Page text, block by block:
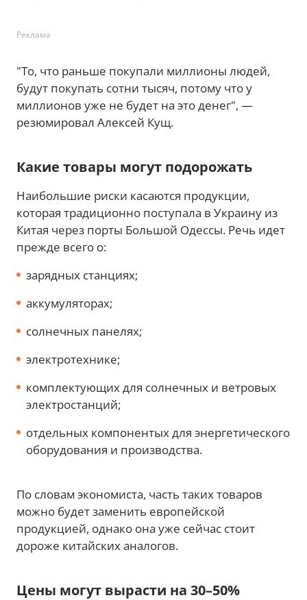
Реклама
"То, что раньше покупали миллионы людей,
будут покупать сотни тысяч, потому что у
миллионов уже не будет на это денег", —
резюмировал Алексей Кущ.
Какие товары могут подорожать
Наибольшие риски касаются продукции,
которая традиционно поступала в Украину из
Китая через порты Большой Одессы. Речь идет
прежде всего о:
зарядных станциях;
аккумуляторах;
солнечных панелях;
электротехнике;
комплектующих для солнечных и ветровых
электростанций;
отдельных компонентых для энергетического
оборудования и производства.
По словам экономиста, часть таких товаров
можно будет заменить европейской
продукцией, однако она уже сейчас стоит
дороже китайских аналогов.
Цены могут вырасти на 30–50%